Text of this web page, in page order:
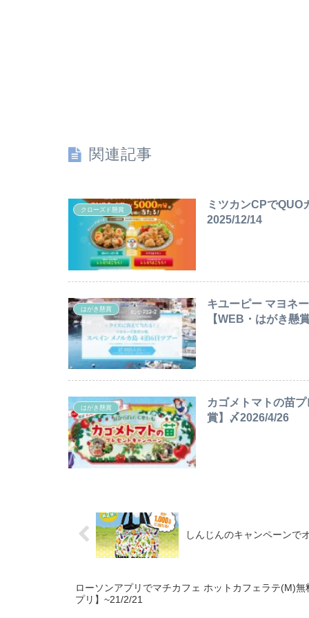
関連記事
クローズド懸賞
ミツカンCPで
2025/12/14
はがき懸賞
キユーピー マヨネ
【WEB・はがき懸
はがき懸賞
カゴメトマトの苗
賞】〆2026/4/26
しんじんのキャンペーンで
ローソンアプリでマチカフェ ホットカフェラテ(M)
プリ】~21/2/21